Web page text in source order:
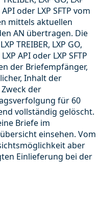
API oder LXP SFTP vom
mittels aktuellen
AN übertragen. Die
TREIBER, LXP GO,
API oder LXP SFTP
der Briefempfänger,
Inhalt der
der
für 60
vollständig gelöscht.
Briefe im
einsehen. Vom
aber
Einlieferung bei der